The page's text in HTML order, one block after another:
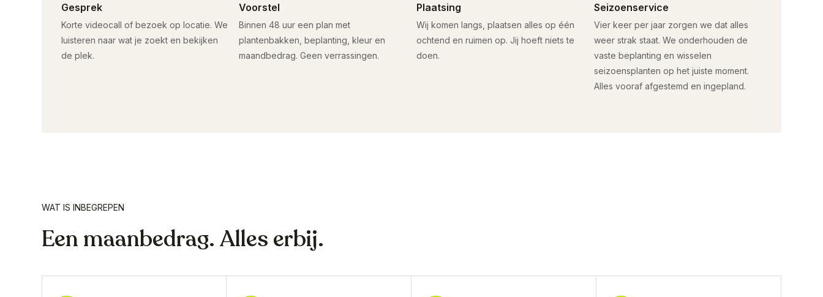
Gesprek
Korte videocall of bezoek op locatie. We
luisteren naar wat je zoekt en bekijken
de plek.
Voorstel
Binnen 48 uur een plan met
plantenbakken, beplanting, kleur en
maandbedrag. Geen verrassingen.
Plaatsing
Wij komen langs, plaatsen alles op één
ochtend en ruimen op. Jij hoeft niets te
doen.
Seizoenservice
Vier keer per jaar zorgen we dat alles
weer strak staat. We onderhouden de
vaste beplanting en wisselen
seizoensplanten op het juiste moment.
Alles vooraf afgestemd en ingepland.
WAT IS INBEGREPEN
Een maanbedrag. Alles erbij.